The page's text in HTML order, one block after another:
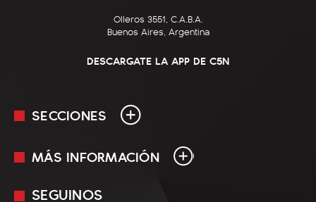
Olleros 3551, C.A.B.A.
Buenos Aires, Argentina
DESCARGATE LA APP DE C5N
SECCIONES
En Vivo
MÁS INFORMACIÓN
SEGUINOS